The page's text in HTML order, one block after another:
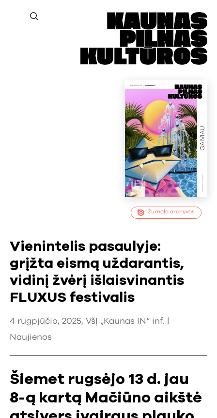
Žurnalo archyvas
Vienintelis pasaulyje:
grįžta eismą uždarantis,
vidinį žvėrį išlaisvinantis
FLUXUS festivalis
4 rugpjūčio, 2025, VšĮ „Kaunas IN“ inf. |
Naujienos
Šiemet rugsėjo 13 d. jau
8-ą kartą Mačiūno aikštė